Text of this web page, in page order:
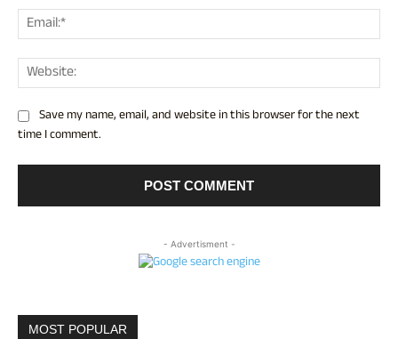
Save my name, email, and website in this browser for the next
time I comment.
- Advertisment -
MOST POPULAR